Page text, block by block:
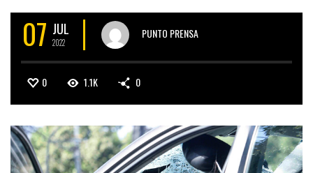
07 JUL
2022
PUNTO PRENSA
0 1.1K 0